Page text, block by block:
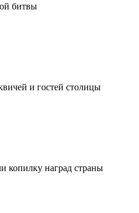
битвы
и гостей столицы
копилку наград страны